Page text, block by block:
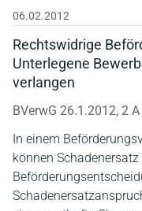
06.02.2012
Rechtswidrige
Unterlegene
verlangen
BVerwG 26.1.2012, 2
In einem
können